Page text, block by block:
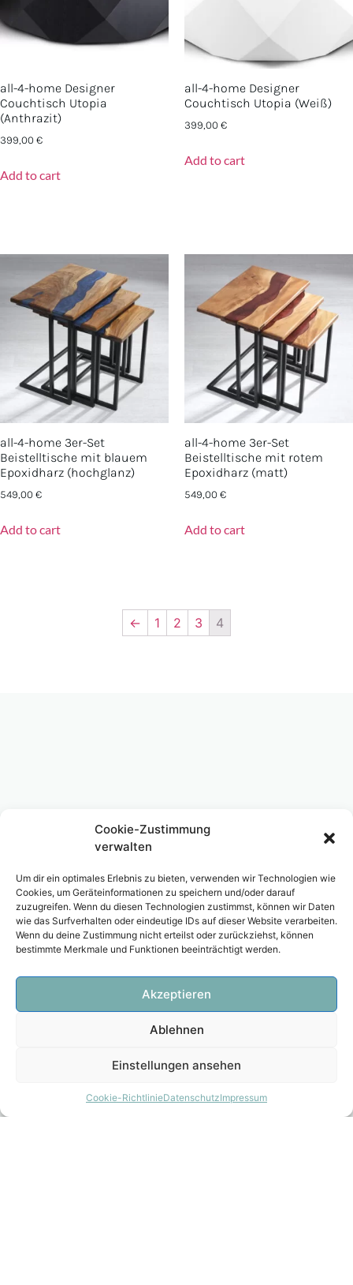
Cookie-Zustimmung
verwalten
Um dir ein optimales Erlebnis zu bieten, verwenden wir Technologien wie
Cookies, um Geräteinformationen zu speichern und/oder darauf
zuzugreifen. Wenn du diesen Technologien zustimmst, können wir Daten
wie das Surfverhalten oder eindeutige IDs auf dieser Website verarbeiten.
Wenn du deine Zustimmung nicht erteilst oder zurückziehst, können
bestimmte Merkmale und Funktionen beeinträchtigt werden.
Akzeptieren
Ablehnen
Einstellungen ansehen
Cookie-RichtlinieDatenschutzImpressum
all-4-home Designer
Couchtisch Utopia
(Anthrazit)
399,00€
Add to cart
all-4-home Designer
Couchtisch Utopia (Weiß)
399,00€
Add to cart
all-4-home 3er-Set
Beistelltische mit blauem
Epoxidharz (hochglanz)
549,00€
Add to cart
all-4-home 3er-Set
Beistelltische mit rotem
Epoxidharz (matt)
549,00€
Add to cart
← 1 2 3 4